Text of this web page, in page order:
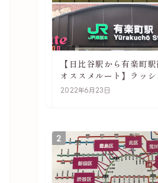
【日比谷駅から有楽町
オススメルート】ラッ
でも快適
2022年6月23日
2